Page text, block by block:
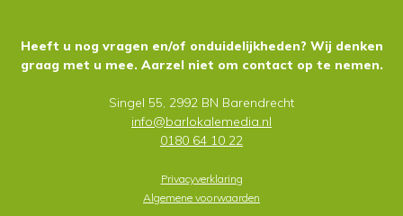
Heeft u nog vragen en/of onduidelijkheden? Wij denken
graag met u mee. Aarzel niet om contact op te nemen.
Singel 55, 2992 BN Barendrecht
info@barlokalemedia.nl
0180 64 10 22
Privacyverklaring
Algemene voorwaarden